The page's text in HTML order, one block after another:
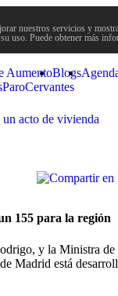
nuestros servicios y
uso. Puede obtener más
AumentoBlogs
ParoCervantes
acto de vivienda
155 para la región
y la Ministra
Madrid está